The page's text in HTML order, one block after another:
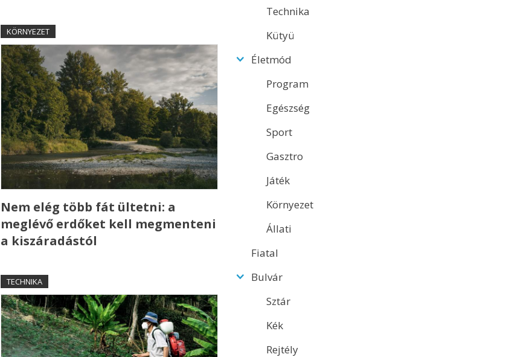
KÖRNYEZET
Nem elég több fát ültetni: a
meglévő erdőket kell megmenteni
a kiszáradástól
TECHNIKA
Technika
Kütyü
Életmód
Program
Egészség
Sport
Gasztro
Játék
Környezet
Állati
Fiatal
Bulvár
Sztár
Kék
Rejtély